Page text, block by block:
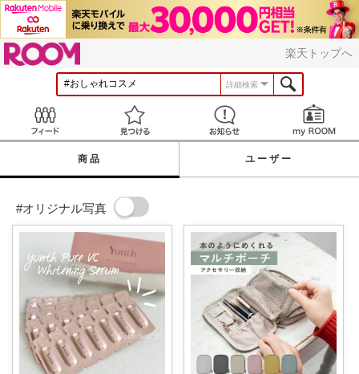
楽天トップへ
詳細検索
見つける お知らせ
商品 ユーザー
#オリジナル写真